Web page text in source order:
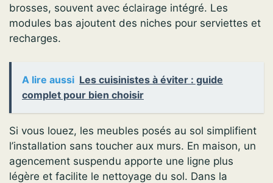
brosses, souvent avec éclairage intégré. Les
modules bas ajoutent des niches pour serviettes et
recharges.
A lire aussi Les cuisinistes à éviter : guide
complet pour bien choisir
Si vous louez, les meubles posés au sol simplifient
l’installation sans toucher aux murs. En maison, un
agencement suspendu apporte une ligne plus
légère et facilite le nettoyage du sol. Dans la